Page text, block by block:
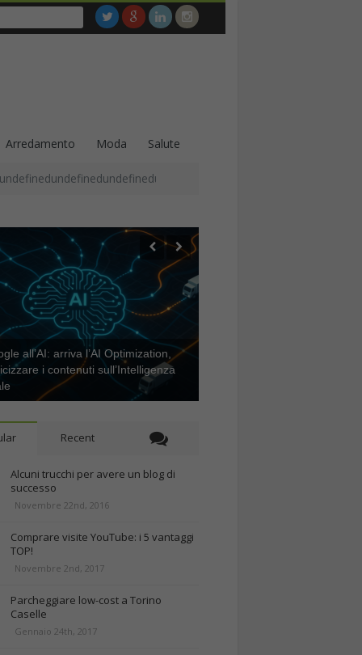
Arredamento Moda Salute
all’AI: arriva l’AI Optimization,
i contenuti sull’Intelligenza
Recent
Alcuni trucchi per avere un blog di
successo
Novembre 22nd, 2016
Comprare visite YouTube: i 5 vantaggi
TOP!
Novembre 2nd, 2017
Parcheggiare low-cost a Torino
Caselle
Gennaio 24th, 2017